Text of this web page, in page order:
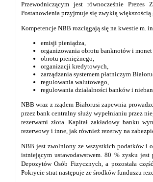
Przewodniczącym jest równocześnie
Postanowienia przyjmuje się zwykłą
Kompetencje NBB rozciągają się na kwestie m.
emisji pieniądza,
organizowania obrotu banknotów i
obrotu pieniężnego,
organizacji kredytowych,
zarządzania systemem płatniczym
regulowania walutowego,
regulowania działalności banków i
NBB wraz z rządem Białorusi zapewnia
przez bank centralny służy wypełnianiu przez
rezerwami złota. Kapitał zakładowy banku
rezerwowy i inne, jak również rezerwy na
NBB jest zwolniony ze wszystkich podatków i
istniejącym ustawodawstwem. 80 % zysku jest
Depozytów Osób Fizycznych, a pozostała
Pokrycie strat następuje ze środków funduszu